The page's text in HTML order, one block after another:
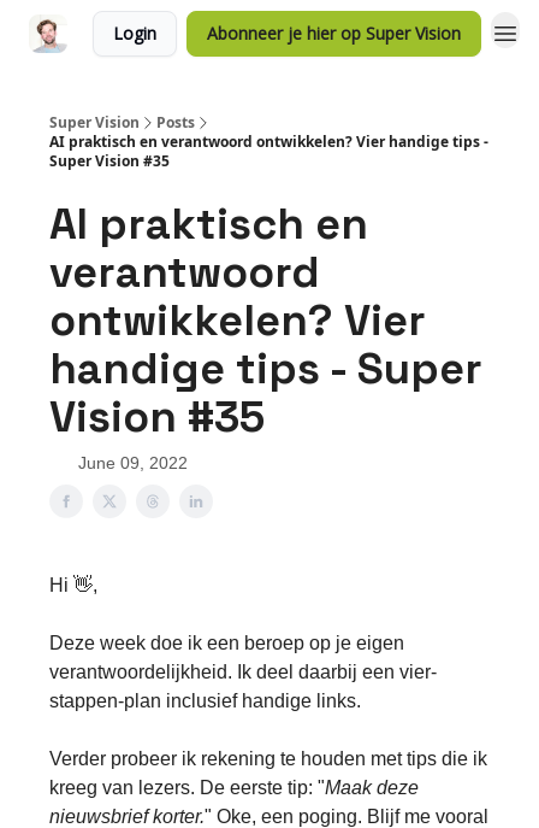
Login Abonneer je hier op Super Vision
Super Vision
Posts
AI praktisch en verantwoord ontwikkelen? Vier handige tips -
Super Vision #35
AI praktisch en
verantwoord
ontwikkelen? Vier
handige tips - Super
Vision #35
June 09, 2022
Hi 👋,
Deze week doe ik een beroep op je eigen
verantwoordelijkheid. Ik deel daarbij een vier-
stappen-plan inclusief handige links.
Verder probeer ik rekening te houden met tips die ik
kreeg van lezers. De eerste tip: "Maak deze
nieuwsbrief korter." Oke, een poging. Blijf me vooral